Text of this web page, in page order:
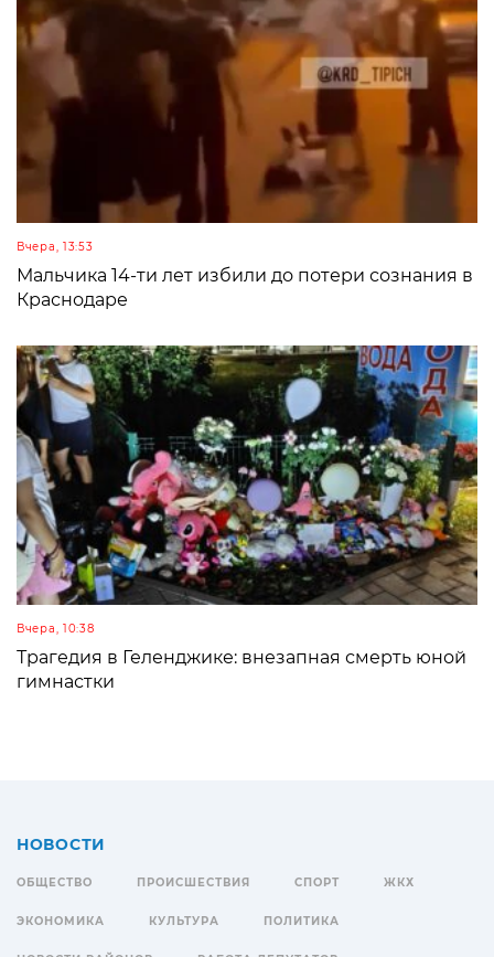
Вчера, 13:53
Мальчика 14-ти лет избили до потери сознания в
Краснодаре
Вчера, 10:38
Трагедия в Геленджике: внезапная смерть юной
гимнастки
НОВОСТИ
ОБЩЕСТВО ПРОИСШЕСТВИЯ СПОРТ ЖКХ
ЭКОНОМИКА КУЛЬТУРА ПОЛИТИКА